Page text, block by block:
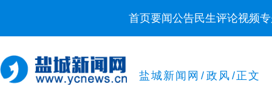
首页要闻公告民生评论视频
盐城新闻网 / 政风 /正文